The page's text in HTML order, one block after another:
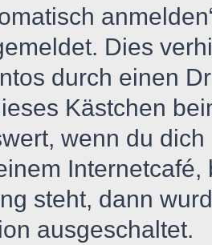
Dies
durch einen
Kästchen
wenn du
steht, dann
ausgeschaltet.